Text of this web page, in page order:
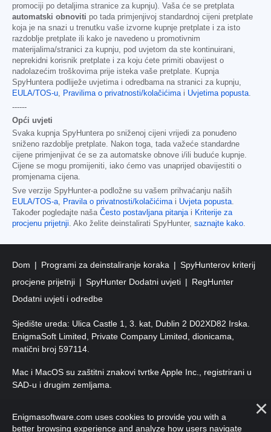
promociji po detaljima stranice za kupnju). Vaša će se pretplata
automatski obnoviti po tada primjenjivoj standardnoj cijeni pretplate
koja je na snazi u trenutku vaše izvorne kupnje pretplate i za isto
razdoblje pretplate ili kako je navedeno u promotivnim
materijalima/stranici za kupnju, pod uvjetom da ste kontinuirani,
neprekidni korisnik pretplate i za koju ćete primiti obavijest o
nadolazećim troškovima prije isteka vaše pretplate. Kupnja
SpyHuntera podliježe uvjetima i odredbama na stranici za kupnju,
EULA/TOS-u, Pravilima o privatnosti/kolačićimai Uvjetima popusta.
------
Opći uvjeti
Svaka kupnja SpyHuntera po sniženoj cijeni vrijedi za ponuđeno
sniženo razdoblje pretplate. Nakon toga, tada važeće standardne
cijene primjenjivat će se za automatske obnove i/ili buduće kupnje.
Cijene se mogu promijeniti, iako ćemo vas unaprijed obavijestiti o
promjenama cijena.
Sve verzije SpyHunter-a podložne su vašem prihvaćanju naših
EULA/TOS-a, Pravila o privatnosti/kolačićimai Uvjeta popusta.
Također pogledajte naša Često postavljana pitanjai Kriterije za
procjenu prijetnji. Ako želite deinstalirati SpyHunter, saznajte kako.
Dom Programi za deinstaliranje koraka
SpyHunterov kriterij
procjene prijetnji
SpyHunter Dodatni uvjeti
RegHunter
Dodatni uvjeti i odredbe
Sjedište ureda: Ulica Castle 1, 3. kat, Dublin 2 D02XD82 Irska.
EnigmaSoft Limited, Private Company Limited, dionicama,
matični broj 597114.
Mac i MacOS su zaštitni znakovi tvrtke Apple Inc., registrirani u
SAD-u i drugim zemljama.
pridržana.
Enigmasoftware.com uses cookies to provide you with a
better browsing experience and analyze how users navigate